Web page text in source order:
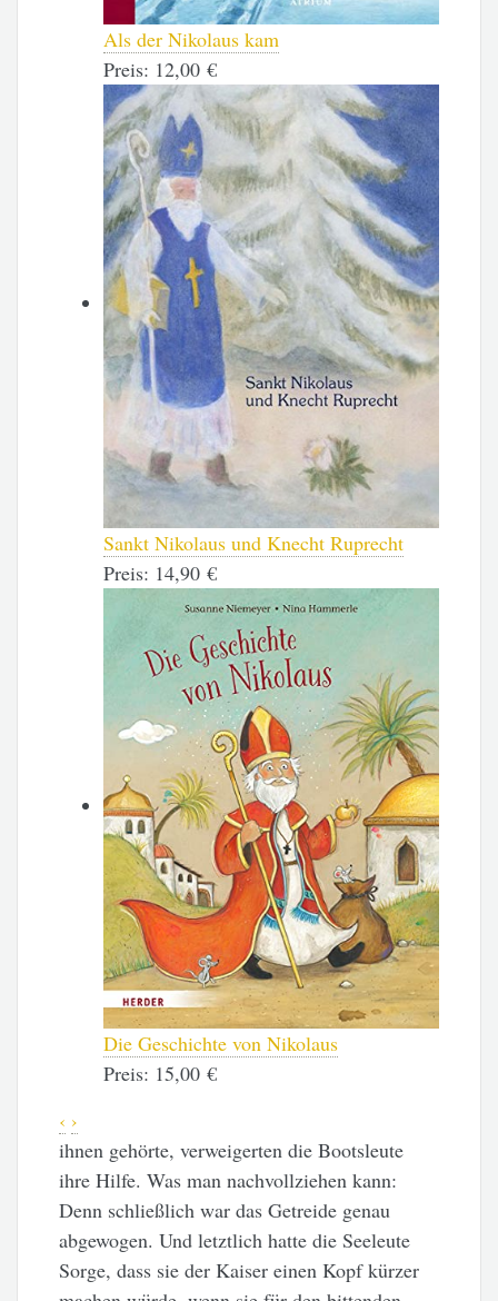
Als der Nikolaus kam
Preis: 12,00 €
Sankt Nikolaus und Knecht Ruprecht
Preis: 14,90 €
Die Geschichte von Nikolaus
Preis: 15,00 €
‹ ›
ihnen gehörte, verweigerten die Bootsleute
ihre Hilfe. Was man nachvollziehen kann:
Denn schließlich war das Getreide genau
abgewogen. Und letztlich hatte die Seeleute
Sorge, dass sie der Kaiser einen Kopf kürzer